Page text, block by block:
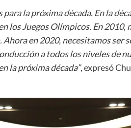
para la próxima década. En la
los Juegos Olímpicos. En
Ahora en 2020, necesitamos ser
a todos los niveles de
la próxima década”, expresó